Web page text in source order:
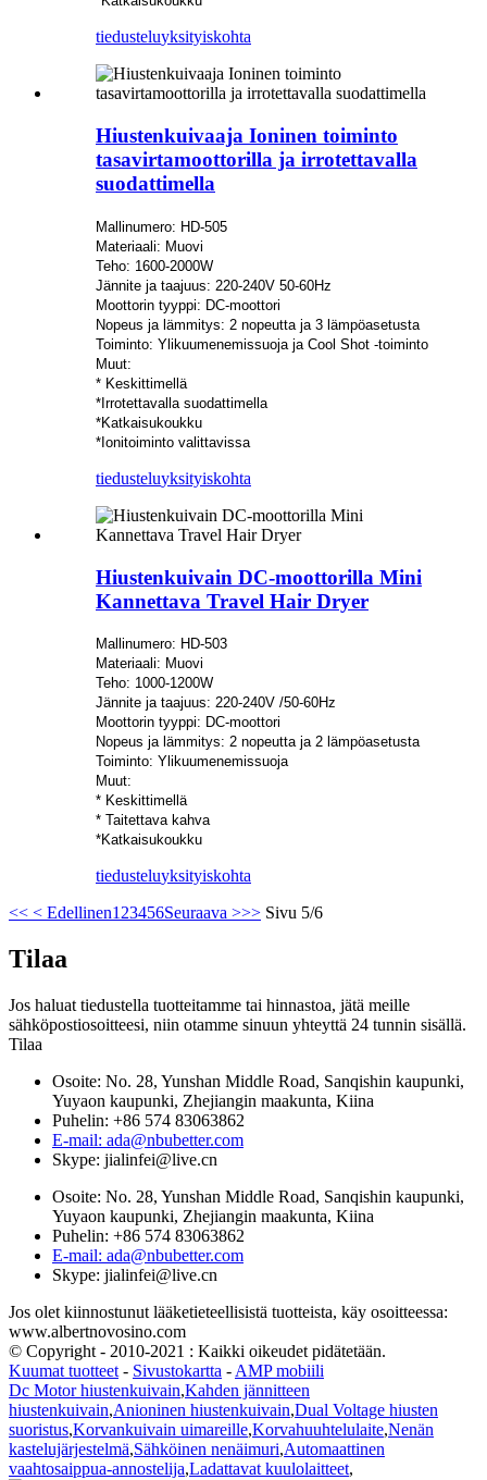
tiedusteluyksityiskohta
Hiustenkuivaaja Ioninen toiminto
tasavirtamoottorilla ja irrotettavalla
suodattimella
Mallinumero: HD-505
Materiaali: Muovi
Teho: 1600-2000W
Jännite ja taajuus: 220-240V 50-60Hz
Moottorin tyyppi: DC-moottori
Nopeus ja lämmitys: 2 nopeutta ja 3 lämpöasetusta
Toiminto: Ylikuumenemissuoja ja Cool Shot -toiminto
Muut:
* Keskittimellä
*Irrotettavalla suodattimella
*Katkaisukoukku
*Ionitoiminto valittavissa
tiedusteluyksityiskohta
Hiustenkuivain DC-moottorilla Mini
Kannettava Travel Hair Dryer
Mallinumero: HD-503
Materiaali: Muovi
Teho: 1000-1200W
Jännite ja taajuus: 220-240V /50-60Hz
Moottorin tyyppi: DC-moottori
Nopeus ja lämmitys: 2 nopeutta ja 2 lämpöasetusta
Toiminto: Ylikuumenemissuoja
Muut:
* Keskittimellä
* Taitettava kahva
*Katkaisukoukku
tiedusteluyksityiskohta
<< < Edellinen1 23456Seuraava >>> Sivu 5/6
Tilaa
Jos haluat tiedustella tuotteitamme tai hinnastoa, jätä meille
sähköpostiosoitteesi, niin otamme sinuun yhteyttä 24 tunnin sisällä.
Tilaa
Osoite: No. 28, Yunshan Middle Road, Sanqishin kaupunki,
Yuyaon kaupunki, Zhejiangin maakunta, Kiina
Puhelin: +86 574 83063862
E-mail: ada@nbubetter.com
Skype: jialinfei@live.cn
Osoite: No. 28, Yunshan Middle Road, Sanqishin kaupunki,
Yuyaon kaupunki, Zhejiangin maakunta, Kiina
Puhelin: +86 574 83063862
E-mail: ada@nbubetter.com
Skype: jialinfei@live.cn
Jos olet kiinnostunut lääketieteellisistä tuotteista, käy osoitteessa:
www.albertnovosino.com
© Copyright - 2010-2021 : Kaikki oikeudet pidätetään.
Kuumat tuotteet - Sivustokartta - AMP mobiili
Dc Motor hiustenkuivain,Kahden jännitteen
hiustenkuivain,Anioninen hiustenkuivain,Dual Voltage hiusten
suoristus,Korvankuivain uimareille,Korvahuuhtelulaite,Nenän
kastelujärjestelmä,Sähköinen nenäimuri,Automaattinen
vaahtosaippua-annostelija,Ladattavat kuulolaitteet,